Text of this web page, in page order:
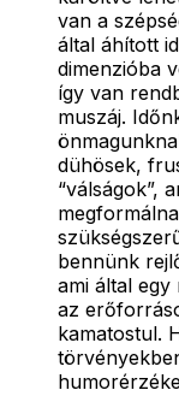
van a
által áhított
dimenzióba
így van
muszáj.
dühösek,
“válságok”,
bennünk
ami által
az
kamatostul.